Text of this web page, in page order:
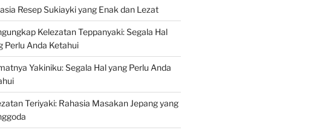
Resep Sukiayki yang Enak dan Lezat
Kelezatan Teppanyaki: Segala Hal
Perlu Anda Ketahui
Yakiniku: Segala Hal yang Perlu Anda
Teriyaki: Rahasia Masakan Jepang yang